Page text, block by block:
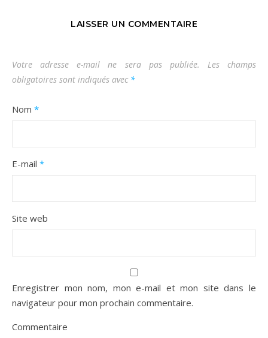
LAISSER UN COMMENTAIRE
Votre adresse e-mail ne sera pas publiée.
Les champs
obligatoires sont indiqués avec *
Nom *
E-mail *
Site web
Enregistrer mon nom, mon e-mail et mon site dans le
navigateur pour mon prochain commentaire.
Commentaire